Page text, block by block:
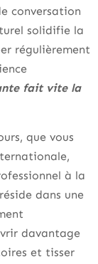
conversation
solidifie la
régulièrement
fait vite la
que vous
à la
dans une
davantage
et tisser